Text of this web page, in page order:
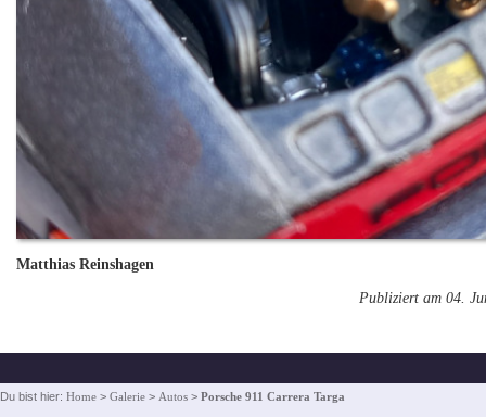
Matthias Reinshagen
Publiziert am 04.
Du bist hier: Home > Galerie > Autos > Porsche 911 Carrera Targa